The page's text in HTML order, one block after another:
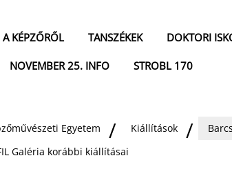
A KÉPZŐRŐL TANSZÉKEK DOKTORI
NOVEMBER 25. INFO STROBL 170
Egyetem Kiállítások
Galéria korábbi kiállításai